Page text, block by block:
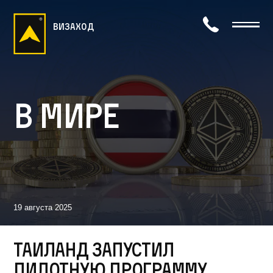
визаход
В мире
19 августа 2025
Таиланд запустил